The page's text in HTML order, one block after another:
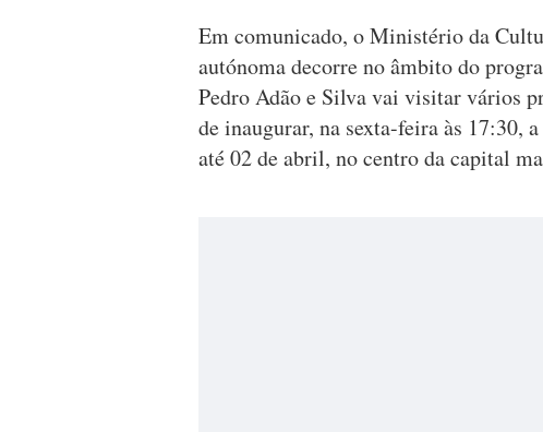
Em comunicado, o Ministério da
autónoma decorre no âmbito do
Pedro Adão e Silva vai visitar vários
de inaugurar, na sexta-feira às 17:30,
até 02 de abril, no centro da capital